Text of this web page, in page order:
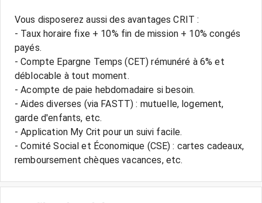
Vous disposerez aussi des avantages CRIT :
- Taux horaire fixe + 10% fin de mission + 10% congés
payés.
- Compte Epargne Temps (CET) rémunéré à 6% et
déblocable à tout moment.
- Acompte de paie hebdomadaire si besoin.
- Aides diverses (via FASTT) : mutuelle, logement,
garde d'enfants, etc.
- Application My Crit pour un suivi facile.
- Comité Social et Économique (CSE) : cartes cadeaux,